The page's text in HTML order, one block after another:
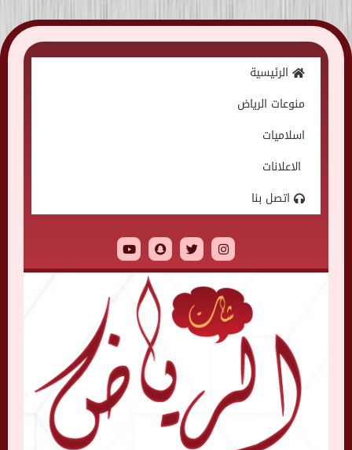
Skip
to
الرئيسية
منوعات الرياض
اسلاميات
الاعلانات
اتصل بنا